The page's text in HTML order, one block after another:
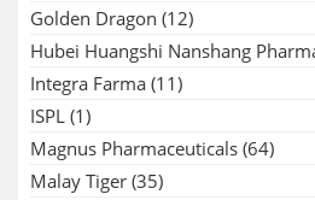
Golden Dragon (12)
Hubei Huangshi Nanshang
Integra Farma (11)
ISPL (1)
Magnus Pharmaceuticals (64)
Malay Tiger (35)